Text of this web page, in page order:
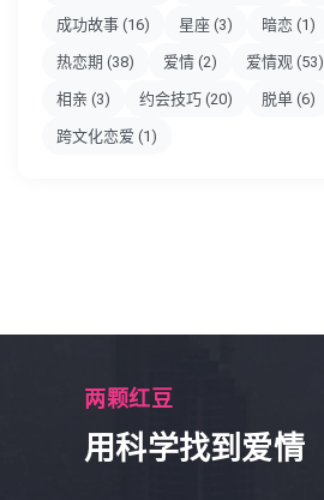
成功故事 (16) 星座 (3) 暗恋 (1)
热恋期 (38) 爱情 (2) 爱情观 (53)
相亲 (3) 约会技巧 (20) 脱单 (6)
跨文化恋爱 (1)
两颗红豆
用科学找到爱情